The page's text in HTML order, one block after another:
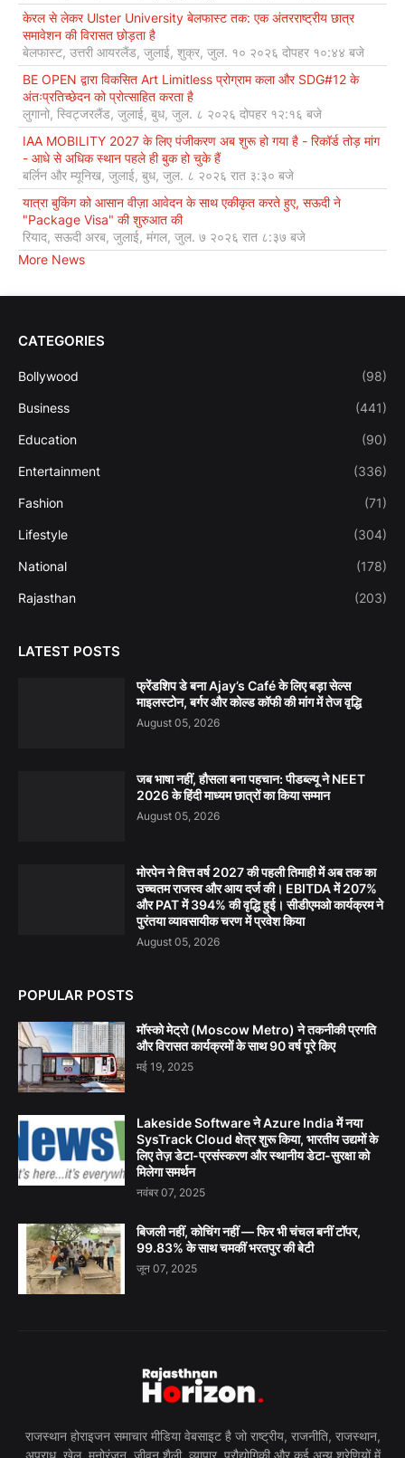
केरल से लेकर Ulster University बेलफास्ट तक: एक अंतरराष्ट्रीय छात्र
समावेशन की विरासत छोड़ता है
बेलफास्ट, उत्तरी आयरलैंड, जुलाई, शुक्र, जुल. १० २०२६ दोपहर १०:४४ बजे
BE OPEN द्वारा विकसित Art Limitless प्रोग्राम कला और SDG#12 के
अंतःप्रतिच्छेदन को प्रोत्साहित करता है
लुगानो, स्विट्जरलैंड, जुलाई, बुध, जुल. ८ २०२६ दोपहर १२:१६ बजे
IAA MOBILITY 2027 के लिए पंजीकरण अब शुरू हो गया है - रिकॉर्ड तोड़ मांग
- आधे से अधिक स्थान पहले ही बुक हो चुके हैं
बर्लिन और म्यूनिख, जुलाई, बुध, जुल. ८ २०२६ रात ३:३० बजे
यात्रा बुकिंग को आसान वीज़ा आवेदन के साथ एकीकृत करते हुए, सऊदी ने
"Package Visa" की शुरुआत की
रियाद, सऊदी अरब, जुलाई, मंगल, जुल. ७ २०२६ रात ८:३७ बजे
More News
CATEGORIES
Bollywood (98)
Business (441)
Education (90)
Entertainment (336)
Fashion (71)
Lifestyle (304)
National (178)
Rajasthan (203)
LATEST POSTS
फ्रेंडशिप डे बना Ajay’s Café के लिए बड़ा सेल्स
माइलस्टोन, बर्गर और कोल्ड कॉफी की मांग में तेज वृद्धि
August 05, 2026
जब भाषा नहीं, हौसला बना पहचान: पीडब्ल्यू ने NEET
2026 के हिंदी माध्यम छात्रों का किया सम्मान
August 05, 2026
मोरपेन ने वित्त वर्ष 2027 की पहली तिमाही में अब तक का
उच्चतम राजस्व और आय दर्ज की। EBITDA में 207%
और PAT में 394% की वृद्धि हुई। सीडीएमओ कार्यक्रम ने
पुरंतया व्यावसायीक चरण में प्रवेश किया
August 05, 2026
POPULAR POSTS
मॉस्को मेट्रो (Moscow Metro) ने तकनीकी प्रगति
और विरासत कार्यक्रमों के साथ 90 वर्ष पूरे किए
मई 19, 2025
Lakeside Software ने Azure India में नया
SysTrack Cloud क्षेत्र शुरू किया, भारतीय उद्यमों के
लिए तेज़ डेटा-प्रसंस्करण और स्थानीय डेटा-सुरक्षा को
मिलेगा समर्थन
नवंबर 07, 2025
बिजली नहीं, कोचिंग नहीं — फिर भी चंचल बनीं टॉपर,
99.83% के साथ चमकीं भरतपुर की बेटी
जून 07, 2025
राजस्थान होराइजन समाचार मीडिया वेबसाइट है जो राष्ट्रीय, राजनीति, राजस्थान,